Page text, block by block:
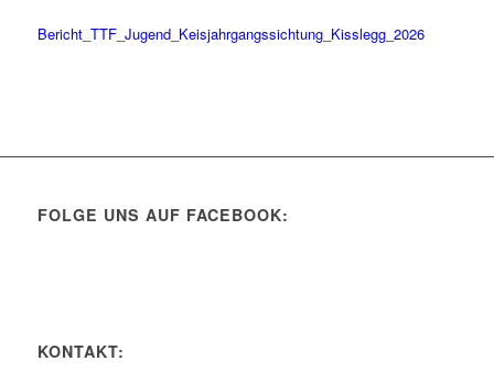
Bericht_TTF_Jugend_Keisjahrgangssichtung_Kisslegg_2026
FOLGE UNS AUF FACEBOOK:
KONTAKT: